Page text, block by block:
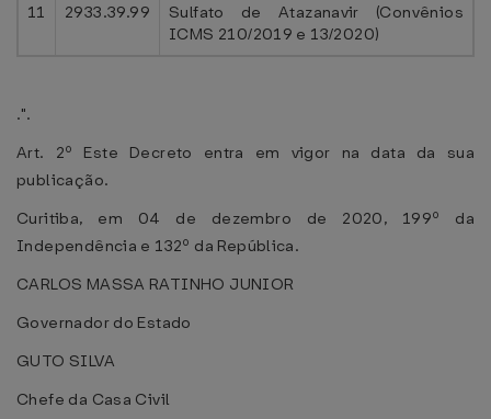
11 2933.39.99
Sulfato de Atazanavir (Convênios
ICMS 210/2019 e 13/2020)
.".
Art. 2º Este Decreto entra em vigor na data da sua
publicação.
Curitiba, em 04 de dezembro de 2020, 199º da
Independência e 132º da República.
CARLOS MASSA RATINHO JUNIOR
Governador do Estado
GUTO SILVA
Chefe da Casa Civil